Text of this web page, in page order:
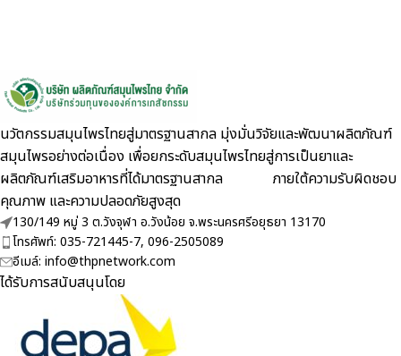
นวัตกรรมสมุนไพรไทยสู่มาตรฐานสากล มุ่งมั่นวิจัยและพัฒนาผลิตภัณฑ์
สมุนไพรอย่างต่อเนื่อง เพื่อยกระดับสมุนไพรไทยสู่การเป็นยาและ
ผลิตภัณฑ์เสริมอาหารที่ได้มาตรฐานสากล ภายใต้ความรับผิดชอบ
คุณภาพ และความปลอดภัยสูงสุด
130/149 หมู่ 3 ต.วังจุฬา อ.วังน้อย จ.พระนครศรีอยุธยา 13170
โทรศัพท์: 035-721445-7, 096-2505089
อีเมล์: info@thpnetwork.com
ได้รับการสนับสนุนโดย